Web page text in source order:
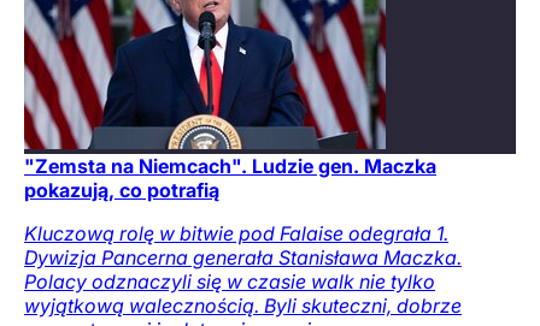
"Zemsta na Niemcach". Ludzie gen. Maczka
pokazują, co potrafią
Kluczową rolę w bitwie pod Falaise odegrała 1.
Dywizja Pancerna generała Stanisława Maczka.
Polacy odznaczyli się w czasie walk nie tylko
wyjątkową walecznością. Byli skuteczni, dobrze